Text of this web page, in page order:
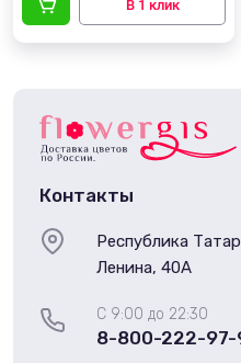
Контакты
С 9:00 до 22:30
8-800-222-97-
Республика
Ленина, 40А